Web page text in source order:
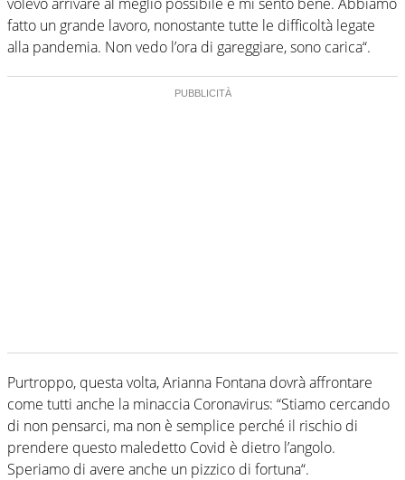
fatto un grande lavoro, nonostante tutte le difficoltà legate
alla pandemia. Non vedo l’ora di gareggiare, sono carica“.
Purtroppo, questa volta, Arianna Fontana dovrà affrontare
come tutti anche la minaccia Coronavirus: “Stiamo cercando
di non pensarci, ma non è semplice perché il rischio di
prendere questo maledetto Covid è dietro l’angolo.
Speriamo di avere anche un pizzico di fortuna“.